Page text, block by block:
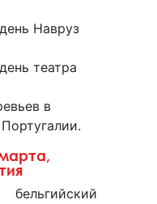
Навруз
театра
в